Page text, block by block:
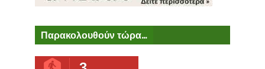
Παρακολουθούν τώρα...